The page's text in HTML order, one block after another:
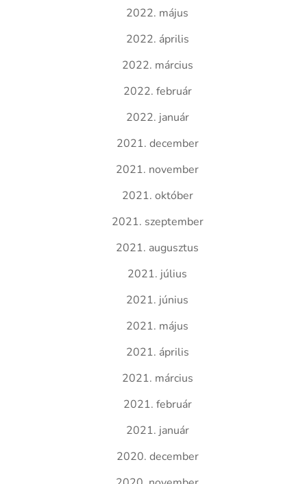
2022. május
2022. április
2022. március
2022. február
2022. január
2021. december
2021. november
2021. október
2021. szeptember
2021. augusztus
2021. július
2021. június
2021. május
2021. április
2021. március
2021. február
2021. január
2020. december